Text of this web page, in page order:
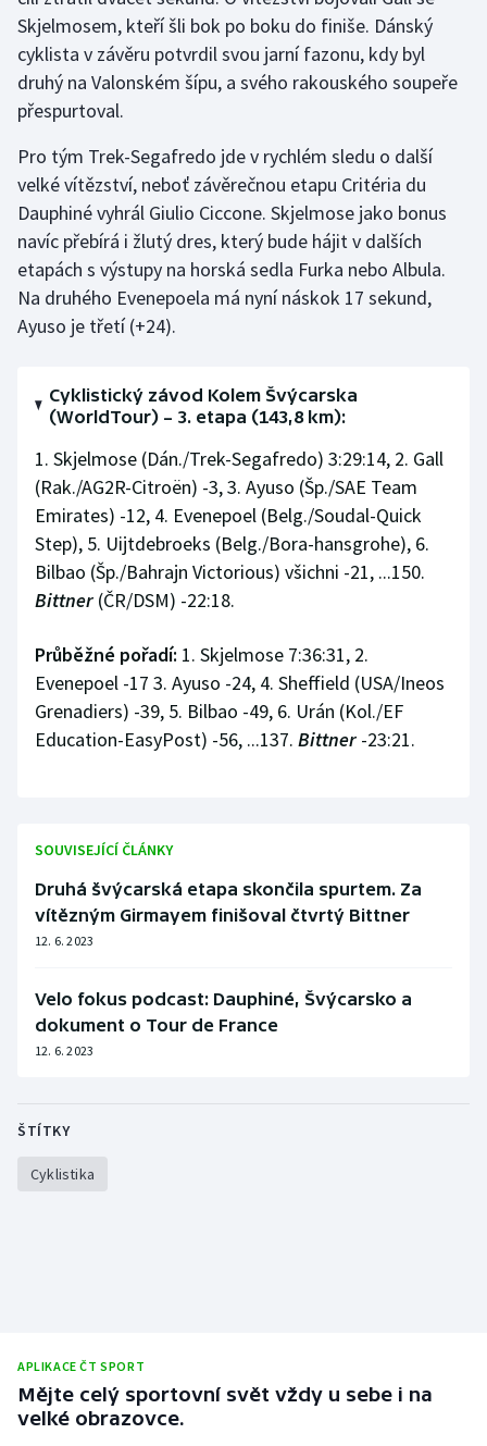
Short track
Sportovní střelba
Stolní tenis
Triatlon
Veslování
Vodní slalom
Volejbal
Skjelmosem, kteří šli bok po boku do finiše. Dánský
cyklista v závěru potvrdil svou jarní fazonu, kdy byl
druhý na Valonském šípu, a svého rakouského soupeře
přespurtoval.
Pro tým Trek-Segafredo jde v rychlém sledu o další
velké vítězství, neboť závěrečnou etapu Critéria du
Dauphiné vyhrál Giulio Ciccone. Skjelmose jako bonus
navíc přebírá i žlutý dres, který bude hájit v dalších
etapách s výstupy na horská sedla Furka nebo Albula.
Na druhého Evenepoela má nyní náskok 17 sekund,
Ayuso je třetí (+24).
Cyklistický závod Kolem Švýcarska
(WorldTour) – 3. etapa (143,8 km):
1. Skjelmose (Dán./Trek-Segafredo) 3:29:14, 2. Gall
(Rak./AG2R-Citroën) -3, 3. Ayuso (Šp./SAE Team
Emirates) -12, 4. Evenepoel (Belg./Soudal-Quick
Step), 5. Uijtdebroeks (Belg./Bora-hansgrohe), 6.
Bilbao (Šp./Bahrajn Victorious) všichni -21, ...150.
Bittner (ČR/DSM) -22:18.
Průběžné pořadí: 1. Skjelmose 7:36:31, 2.
Evenepoel -17 3. Ayuso -24, 4. Sheffield (USA/Ineos
Grenadiers) -39, 5. Bilbao -49, 6. Urán (Kol./EF
Education-EasyPost) -56, ...137. Bittner -23:21.
SOUVISEJÍCÍ ČLÁNKY
Druhá švýcarská etapa skončila spurtem. Za
vítězným Girmayem finišoval čtvrtý Bittner
12. 6. 2023
Velo fokus podcast: Dauphiné, Švýcarsko a
dokument o Tour de France
12. 6. 2023
ŠTÍTKY
Cyklistika
APLIKACE ČT SPORT
Mějte celý sportovní svět vždy u sebe i na
velké obrazovce.